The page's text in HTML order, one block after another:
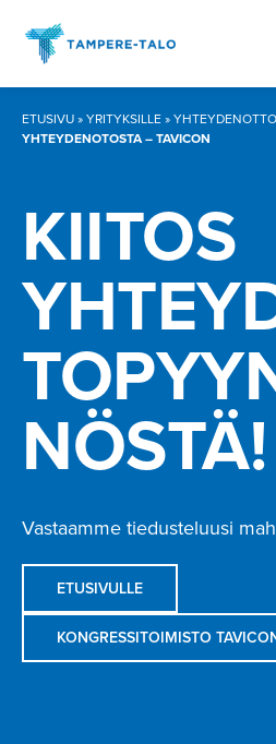
sisältöön
ETUSIVU»YRITYKSILLE»
YHTEYDENOTOSTA – TAVICON
KIITOS
NÖSTÄ!
Vastaamme tiedusteluusi
ETUSIVULLE
KONGRESSITOIMISTO